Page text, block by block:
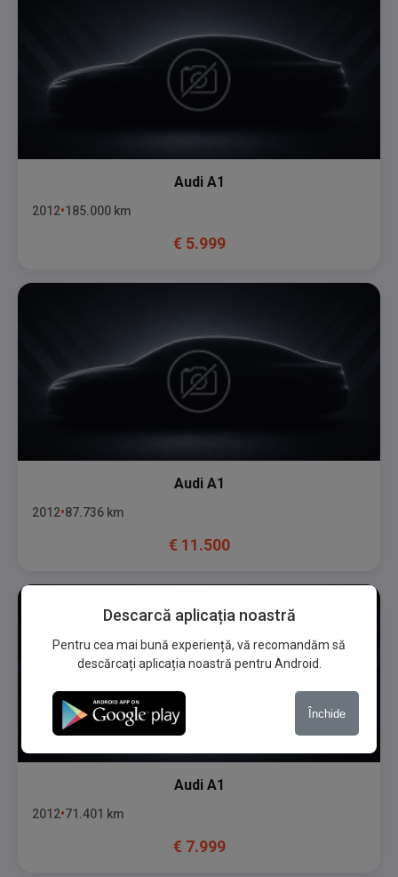
Audi A1
2012 185.000 km
€ 5.999
Audi A1
2012 87.736 km
€ 11.500
Audi A1
2012 71.401 km
€ 7.999
Descarcă aplicația noastră
Pentru cea mai bună experiență, vă recomandăm să
descărcați aplicația noastră pentru Android.
Închide